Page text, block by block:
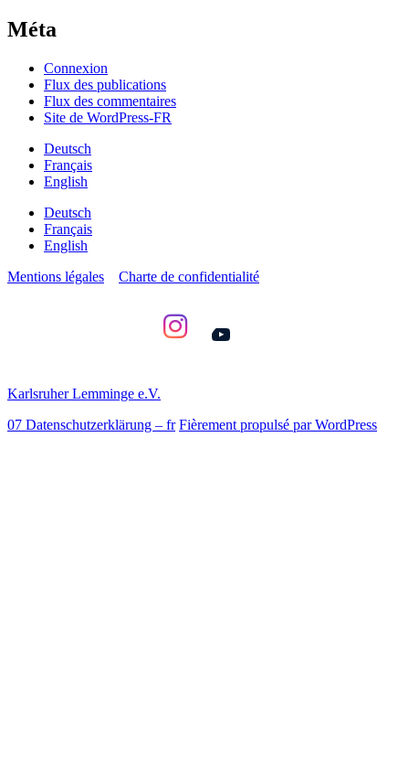
Méta
Connexion
Flux des publications
Flux des commentaires
Site de WordPress-FR
Deutsch
Français
English
Deutsch
Français
English
Mentions légales
Charte de confidentialité
Karlsruher Lemminge e.V.
07 Datenschutzerklärung – fr Fièrement propulsé par WordPress